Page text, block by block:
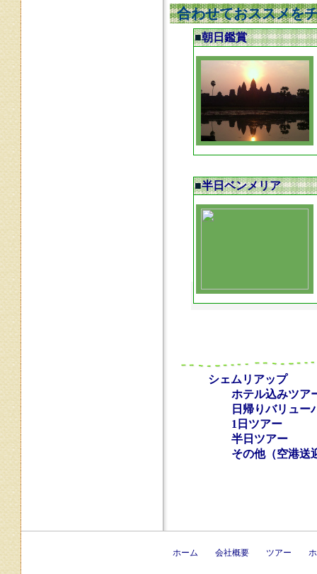
合わせておススメを
シェムリアップ
ホテル込みツア
日帰りバリュー
1日ツアー
半日ツアー
その他（空港送